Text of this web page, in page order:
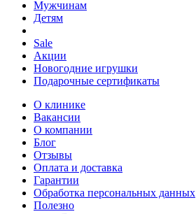
Мужчинам
Детям
Sale
Акции
Новогодние игрушки
Подарочные сертификаты
О клинике
Вакансии
О компании
Блог
Отзывы
Оплата и доставка
Гарантии
Обработка персональных данных
Полезно